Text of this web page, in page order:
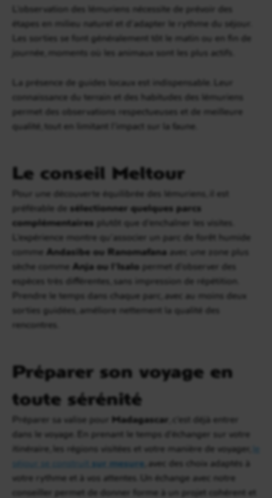
L’observation des lémuriens nécessite de prévoir des
étapes en milieu naturel et d’adapter le rythme du séjour.
Les sorties se font généralement tôt le matin ou en fin de
journée, moments où les animaux sont les plus actifs.
La présence de guides locaux est indispensable. Leur
connaissance du terrain et des habitudes des lémuriens
permet des observations respectueuses et de meilleure
qualité, tout en limitant l’impact sur la faune.
Le conseil Meltour
Pour une découverte équilibrée des lémuriens, il est
préférable de sélectionner quelques parcs
complémentaires plutôt que d’enchaîner les visites.
L’expérience montre qu’associer un parc de forêt humide
comme Andasibe ou Ranomafana avec une zone plus
sèche comme Anja ou l’Isalo permet d’observer des
espèces très différentes, sans impression de répétition.
Prendre le temps dans chaque parc, avec au moins deux
sorties guidées, améliore nettement la qualité des
rencontres.
Préparer son voyage en
toute sérénité
Préparer sa valise pour Madagascar , c’est déjà entrer
dans le voyage. En prenant le temps d’échanger sur votre
itinéraire, les régions visitées et votre manière de voyager,
sur mesure , avec des choix adaptés à
votre rythme et à vos attentes. Un échange avec notre
conseiller permet de donner forme à un projet cohérent et